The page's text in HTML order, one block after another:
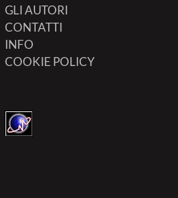
GLI AUTORI
CONTATTI
INFO
COOKIE POLICY